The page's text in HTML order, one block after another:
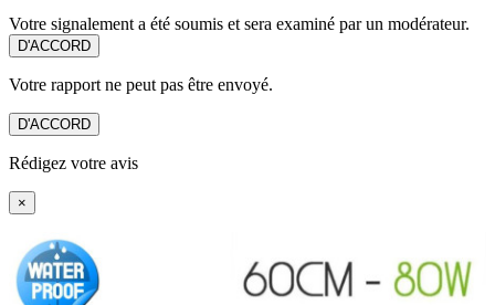
Votre signalement a été soumis et sera examiné par un modérateur.
D'ACCORD
Votre rapport ne peut pas être envoyé.
D'ACCORD
Rédigez votre avis
×